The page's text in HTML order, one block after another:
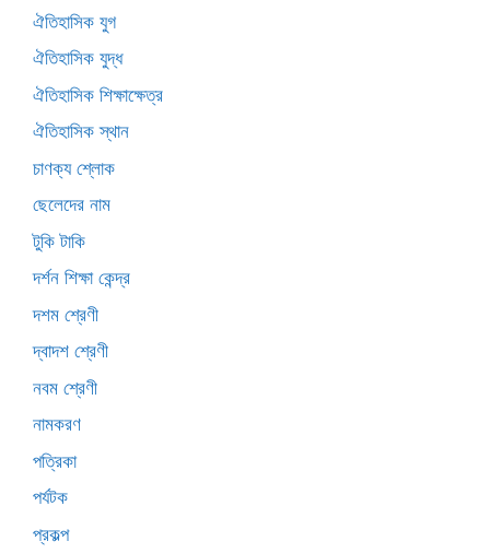
ঐতিহাসিক যুগ
ঐতিহাসিক যুদ্ধ
ঐতিহাসিক শিক্ষাক্ষেত্র
ঐতিহাসিক স্থান
চাণক্য শ্লোক
ছেলেদের নাম
টুকি টাকি
দর্শন শিক্ষা কেন্দ্র
দশম শ্রেণী
দ্বাদশ শ্রেণী
নবম শ্রেণী
নামকরণ
পত্রিকা
পর্যটক
প্রকল্প